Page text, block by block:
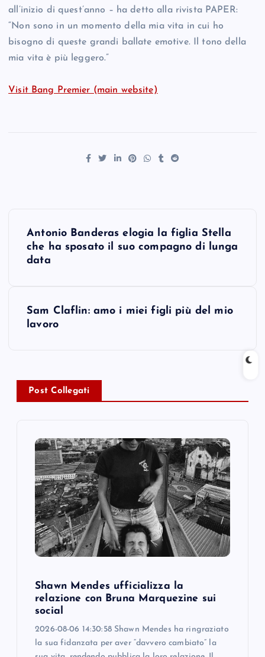
all’inizio di quest’anno – ha detto alla rivista PAPER:
“Non sono in un momento della mia vita in cui ho
bisogno di queste grandi ballate emotive. Il tono della
mia vita è più leggero.”
Visit Bang Premier (main website)
v
Antonio Banderas elogia la figlia Stella
che ha sposato il suo compagno di lunga
data
Sam Claflin: amo i miei figli più del mio
lavoro
Post Collegati
Shawn Mendes ufficializza la
relazione con Bruna Marquezine sui
social
2026-08-06 14:30:58 Shawn Mendes ha ringraziato
la sua fidanzata per aver “davvero cambiato” la